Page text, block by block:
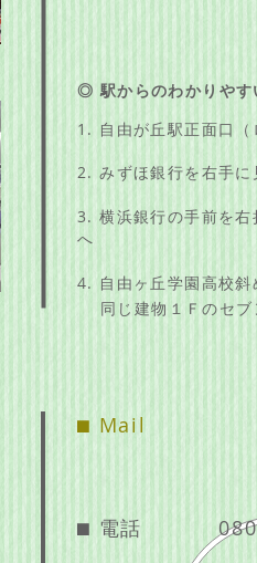
◎ 駅からのわかりやす
1. 自由が丘駅正面口（
2. みずほ銀行を右手
3. 横浜銀行の手前を
へ
4. 自由ヶ丘学園高校
同じ建物１Ｆのセ
⬛︎ Mail
⬛︎ 電話